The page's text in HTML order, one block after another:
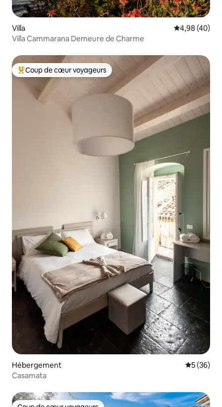
Villa Évaluation
4,98 (40)
Villa Cammarana Demeure de Charme
Coups de cœur voyageurs les plus appréciés
Coup de cœur voyageurs
Hébergement
5 (36)
Casamata